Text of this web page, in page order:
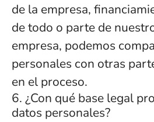
de la empresa,
de todo o parte de
empresa, podemos
personales con otras
en el proceso.
6. ¿Con qué base legal
datos personales?